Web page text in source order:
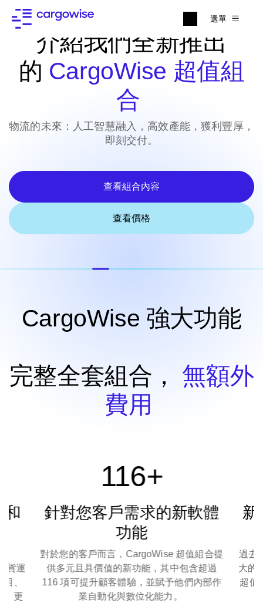
選單
介紹我們全新推出
的 CargoWise 超值組
合
物流的未來：人工智慧融入，高效產能，獲利豐厚，
即刻交付。
查看組合內容
查看價格
CargoWise 強大功能
完整全套組合， 無額外
費用
和
貨運
、
、更
116+
針對您客戶需求的新軟體
功能
對於您的客戶而言，CargoWise 超值組合提
供多元且具價值的新功能，其中包含超過
116 項可提升顧客體驗，並賦予他們內部作
業自動化與數位化能力。
新
過去
大的
超值